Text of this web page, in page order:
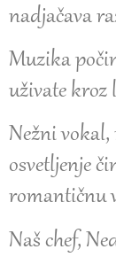
nadjačava
Muzika
uživate kroz
Nežni
osvetljenje
romantičnu
Naš chef,